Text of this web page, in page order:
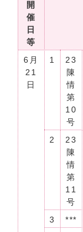
開
催
日
等
6月
21
日
1
23
陳
情
第
10
号
2
23
陳
情
第
11
号
3 ***